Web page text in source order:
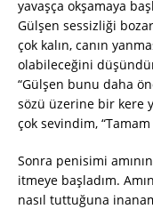
yavaşça okşamaya
Gülşen sessizliği
çok kalın, canın
olabileceğini
“Gülşen bunu daha
sözü üzerine bir kere
çok sevindim,
Sonra penisimi
itmeye başladım.
nasıl tuttuğuna